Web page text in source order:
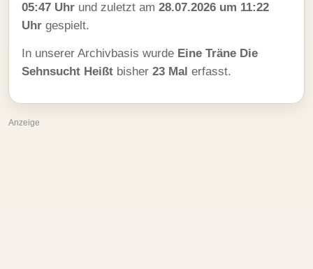
05:47 Uhr und zuletzt am 28.07.2026 um 11:22
Uhr gespielt.
In unserer Archivbasis wurde Eine Träne Die
Sehnsucht Heißt bisher 23 Mal erfasst.
Anzeige